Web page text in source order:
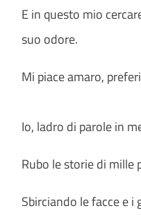
E in questo mio
suo odore.
Mi piace amaro,
Io, ladro di parole in
Rubo le storie di mille
Sbirciando le facce e i